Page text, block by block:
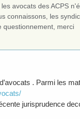
avocats des ACPS
connaissons, les
questionnement, merci
. Parmi les
jurisprudence